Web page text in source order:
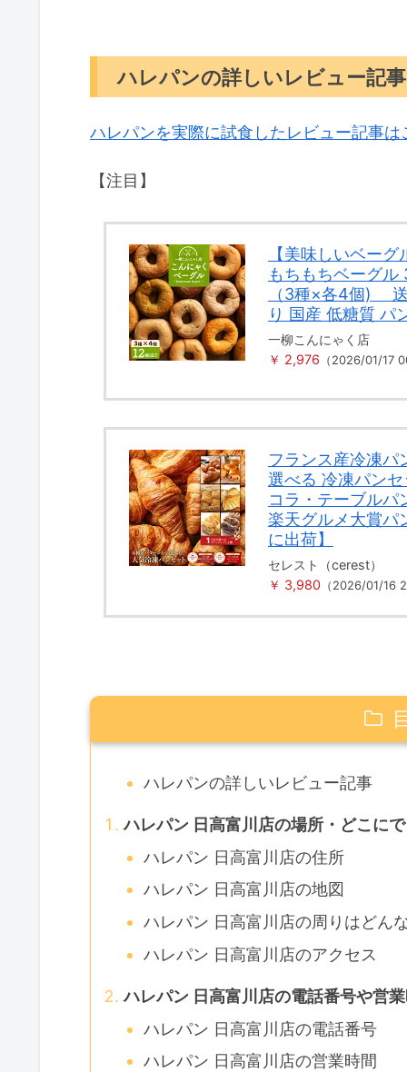
ハレパンの詳しいレビュー記事
ハレパンを実際に試食したレビュー記事は
【注目】
【美味しいベー
もちもちベーグル
（3種×各4個) 送
り 国産 低糖質 パ
一柳こんにゃく店
￥ 2,976 （2026/01/17
フランス産冷凍パ
選べる 冷凍パン
コラ・テーブルパ
楽天グルメ大賞パ
に出荷】
セレスト（cerest）
￥ 3,980 （2026/01/16
ハレパンの詳しいレビュー記事
ハレパン 日高富川店の場所・どこに
ハレパン 日高富川店の住所
ハレパン 日高富川店の地図
ハレパン 日高富川店の周りはどん
ハレパン 日高富川店のアクセス
ハレパン 日高富川店の電話番号や営
ハレパン 日高富川店の電話番号
ハレパン 日高富川店の営業時間